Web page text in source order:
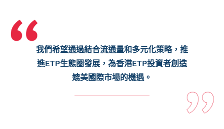
我們希望通過結合流通量和多元化策略，推
進ETP生態圈發展，為香港ETP投資者創造
媲美國際市場的機遇。